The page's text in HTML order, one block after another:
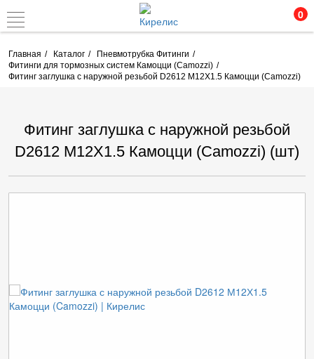
0
Главная Каталог
Пневмотрубка Фитинги
Фитинги для тормозных систем Камоцци (Camozzi)
Фитинг заглушка с наружной резьбой D2612 М12Х1.5 Камоцци (Camozzi)
Фитинг заглушка с наружной резьбой
D2612 М12Х1.5 Камоцци (Camozzi) (шт)